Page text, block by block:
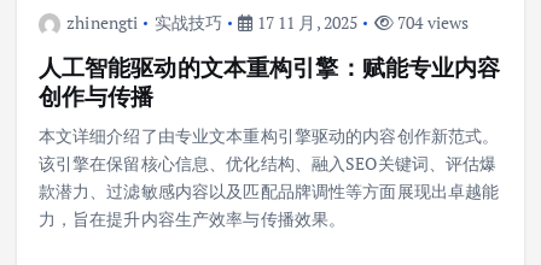
zhinengti 实战技巧 17 11 月, 2025 704 views
人工智能驱动的文本重构引擎：赋能专业内容
创作与传播
本文详细介绍了由专业文本重构引擎驱动的内容创作新范式。
该引擎在保留核心信息、优化结构、融入SEO关键词、评估爆
款潜力、过滤敏感内容以及匹配品牌调性等方面展现出卓越能
力，旨在提升内容生产效率与传播效果。